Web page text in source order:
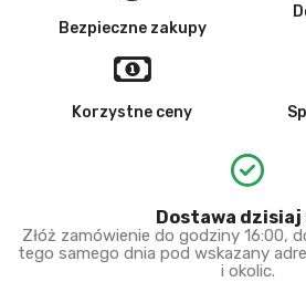
Bezpieczne zakupy
Korzystne ceny
Dostawa dzisiaj
Złóż zamówienie do godziny 16:00,
tego samego dnia pod wskazany
i okolic.